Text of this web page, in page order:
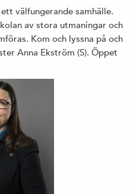
välfungerande samhälle.
av stora utmaningar och
Kom och lyssna på och
Anna Ekström (S). Öppet